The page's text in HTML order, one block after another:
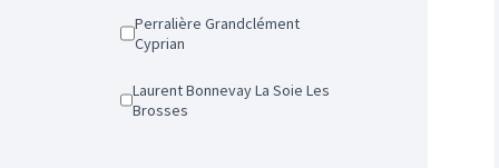
Perralière Grandclément
Cyprian
Laurent Bonnevay La Soie Les
Brosses